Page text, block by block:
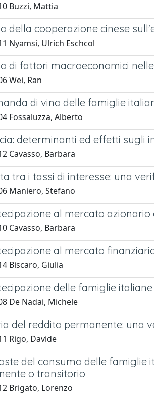
Buzzi, Mattia
della cooperazione cinese
Nyamsi, Ulrich Eschcol
di fattori macroeconomici
Wei, Ran
di vino delle famiglie
Fossaluzza, Alberto
determinanti ed effetti sugli
Cavasso, Barbara
tra i tassi di interesse: una
Maniero, Stefano
al mercato
Cavasso, Barbara
al mercato
Biscaro, Giulia
delle famiglie
De Nadai, Michele
del reddito permanente: una
Rigo, Davide
del consumo delle
o transitorio
Brigato, Lorenzo